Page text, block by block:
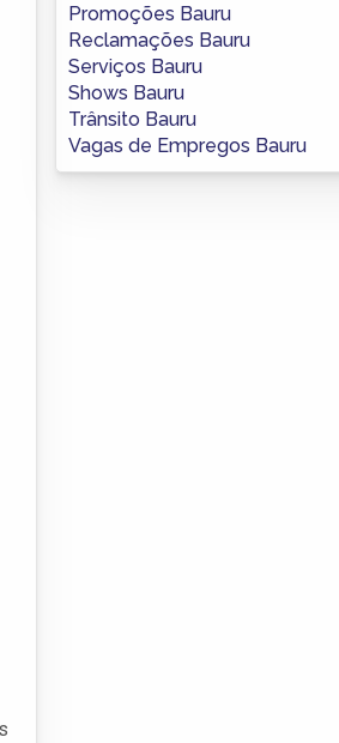
Promoções Bauru
Reclamações Bauru
Serviços Bauru
Shows Bauru
Trânsito Bauru
Vagas de Empregos Bauru